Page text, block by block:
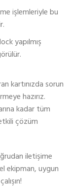
işlemleriyle bu
yapılmış
kartınızda sorun
hazırız.
kadar tüm
çözüm
iletişime
ekipman, uygun